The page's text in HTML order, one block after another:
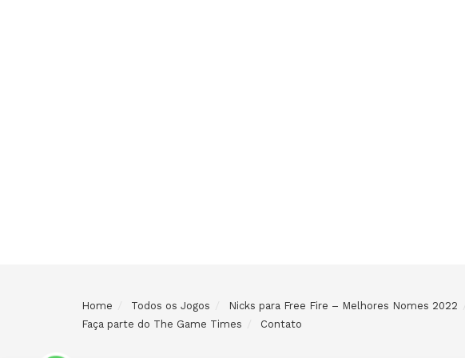
Home Todos os Jogos Nicks para Free Fire – Melhores Nomes 2022
Faça parte do The Game Times
Contato